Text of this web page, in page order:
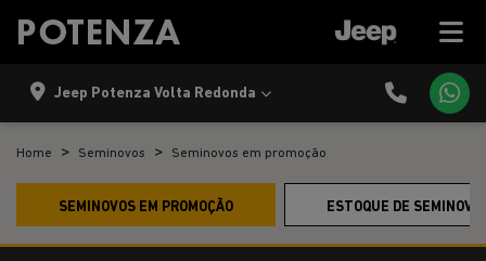
Jeep Potenza Volta Redonda
Home Seminovos Seminovos em promoção
ESTOQUE DE
SEMINOVOS EM PROMOÇÃO